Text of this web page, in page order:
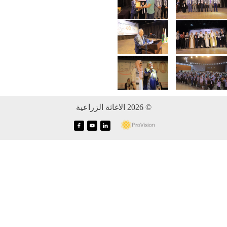
© 2026 الاغاثة الزراعية
i
y
f